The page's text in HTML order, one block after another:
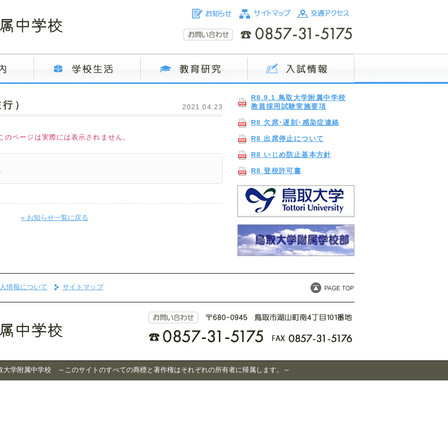
R8.9.1 鳥取大学附属中学校
教員採用試験実施要項
R8 欠席･遅刻･感染症連絡
R8 出席停止について
R8 いじめ防止基本方針
R8 登校許可書
） 2021.04.23
ページは実際には表示されません。
« お知らせ一覧に戻る
情報について サイトマップ
大学附属中学校 ～このサイトのすべての商標と著作権はそれぞれの所有者に帰属します。～